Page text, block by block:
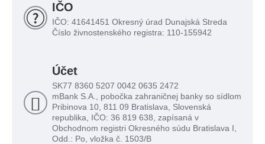
IČO
IČO: 41641451 Okresný úrad Dunajská Streda
Číslo živnostenského registra: 110-155942
Účet
SK77 8360 5207 0042 0635 2472
mBank S.A., pobočka zahraničnej banky so sídlom
Pribinova 10, 811 09 Bratislava, Slovenská
republika, IČO: 36 819 638, zapísaná v
Obchodnom registri Okresného súdu Bratislava I,
Odd.: Po, vložka č. 1503/B